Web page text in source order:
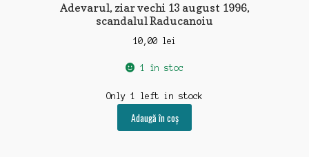
Adevarul, ziar vechi 13 august 1996,
scandalul Raducanoiu
10,00 lei
1 în stoc
Only 1 left in stock
Adaugă în coș